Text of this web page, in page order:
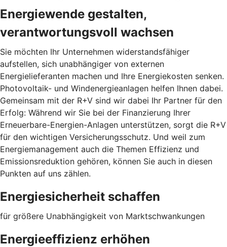
Energiewende gestalten,
verantwortungsvoll wachsen
Sie möchten Ihr Unternehmen widerstandsfähiger
aufstellen, sich unabhängiger von externen
Energielieferanten machen und Ihre Energiekosten senken.
Photovoltaik- und Windenergieanlagen helfen Ihnen dabei.
Gemeinsam mit der R+V sind wir dabei Ihr Partner für den
Erfolg: Während wir Sie bei der Finanzierung Ihrer
Erneuerbare-Energien-Anlagen unterstützen, sorgt die R+V
für den wichtigen Versicherungsschutz. Und weil zum
Energiemanagement auch die Themen Effizienz und
Emissionsreduktion gehören, können Sie auch in diesen
Punkten auf uns zählen.
Energiesicherheit schaffen
für größere Unabhängigkeit von Marktschwankungen
Energieeffizienz erhöhen